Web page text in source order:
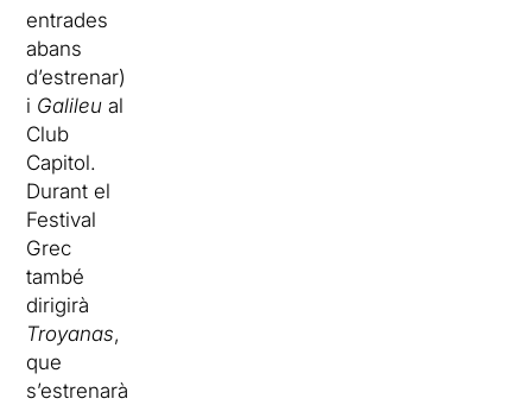
entrades
abans
d’estrenar)
i Galileu al
Club
Capitol.
Durant el
Festival
Grec
també
dirigirà
Troyanas,
que
s’estrenarà